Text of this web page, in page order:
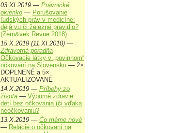
03.XI.2019 — Právnické
okienko — Porušovanie
ľudských práv v medicíne:
déjà vu či železné pravidlo?
(Zem&vek Revue 2018)
15.X.2019 (11.XI.2010) —
Zdravotná poradňa —
Očkovacie látky v „povinnom“
očkovaní na Slovensku — 2×
DOPLNENÉ a 5×
AKTUALIZOVANÉ
14.X.2019 — Príbehy zo
života — Výborné zdravie
detí bez očkovania (či vďaka
neočkovaniu?
13.X.2019 — Čo máme nové
— Relácie o očkovaní na